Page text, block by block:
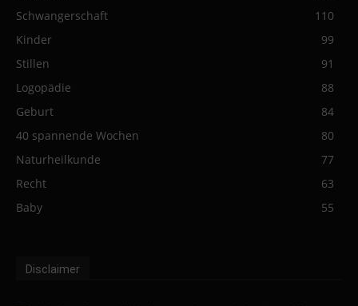
Schwangerschaft
110
Kinder
99
Stillen
91
Logopädie
88
Geburt
84
40 spannende Wochen
80
Naturheilkunde
77
Recht
63
Baby
55
Disclaimer